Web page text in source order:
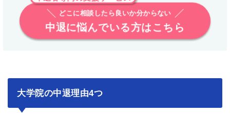
どこに相談したら良いか分からない
中退に悩んでいる方はこちら
大学院の中退理由4つ